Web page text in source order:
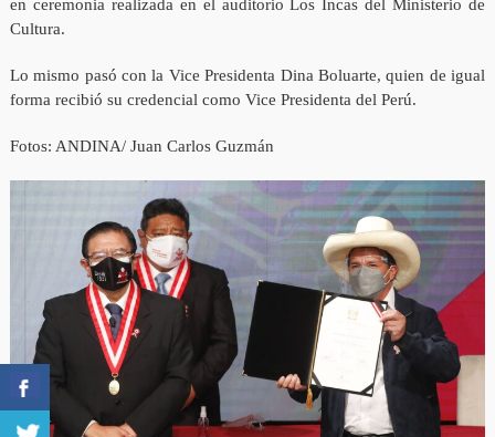
en ceremonia realizada en el auditorio Los Incas del Ministerio de
Cultura.
Lo mismo pasó con la Vice Presidenta Dina Boluarte, quien de igual
forma recibió su credencial como Vice Presidenta del Perú.
Fotos: ANDINA/ Juan Carlos Guzmán